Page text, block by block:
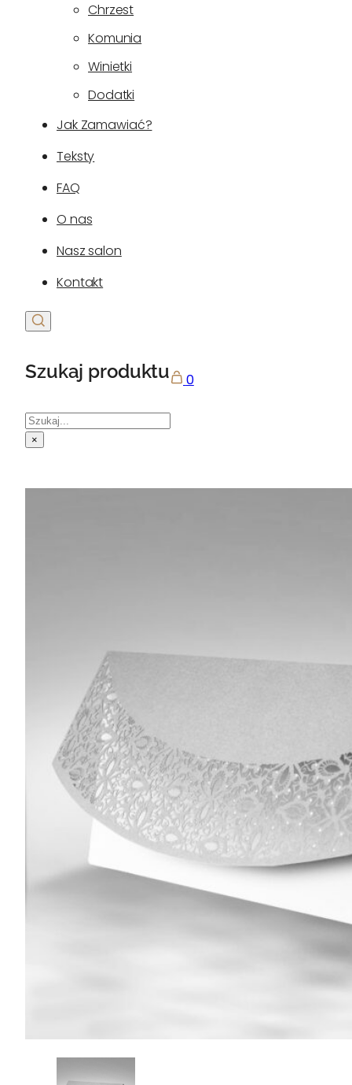
Chrzest
Komunia
Winietki
Dodatki
Jak Zamawiać?
Teksty
FAQ
O nas
Nasz salon
Kontakt
Szukaj produktu
Szukaj
×
0